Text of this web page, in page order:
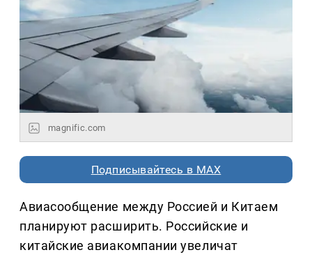
magnific.com
Подписывайтесь в MAX
Авиасообщение между Россией и Китаем
планируют расширить. Российские и
китайские авиакомпании увеличат